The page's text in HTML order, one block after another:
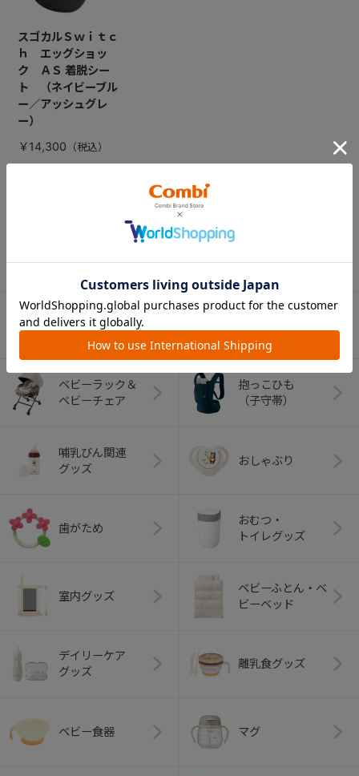
スゴカルＳｗｉｔｃ
ｈ エッグショッ
ク ＡＳ 着脱シー
ト （ネイビーブル
ー／アッシュグレ
ー）
￥14,300
CATEGORY
カテゴリー
ベビーカー
ベビーラック＆
ベビーチェア
抱っこひも
（子守帯）
哺乳びん関連
グッズ
おしゃぶり
歯がため
おむつ・
トイレグッズ
室内グッズ
ベビーふとん・ベ
ビーベッド
デイリーケア
グッズ
離乳食グッズ
ベビー食器 マグ